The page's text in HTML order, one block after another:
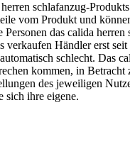
schlafanzug-
vom Produkt und
das calida
verkaufen Händler erst
schlecht.
kommen, in
des jeweiligen
sich ihre eigene.